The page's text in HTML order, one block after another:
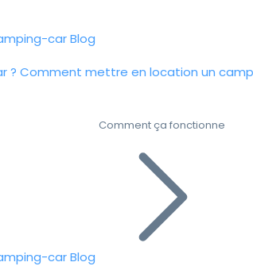
carBlog
? Comment mettre en location un
carBlog
Comment ça fonctionne